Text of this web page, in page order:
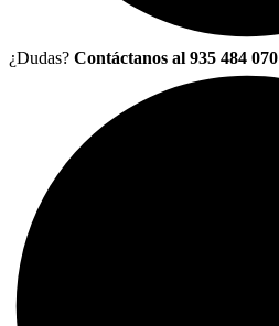
¿Dudas? Contáctanos al 935 484 070